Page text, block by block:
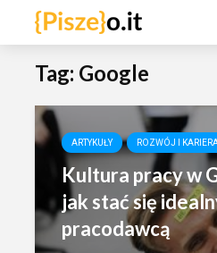
Tag: Google
ARTYKUŁY ROZWÓJ I
Kultura pracy w
jak stać się
pracodawcą